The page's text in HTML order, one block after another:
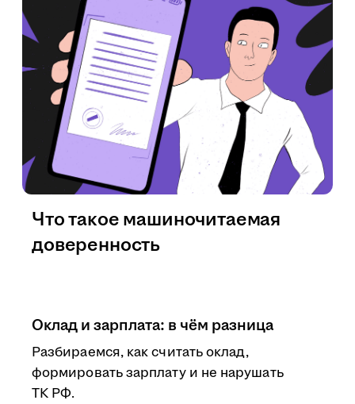
Оклад и зарплата: в чём разница
Разбираемся, как считать оклад,
формировать зарплату и не нарушать
ТК РФ.
Что такое машиночитаемая
доверенность